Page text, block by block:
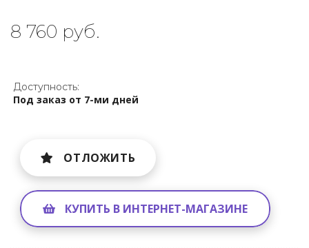
8 760 руб.
Доступность:
Под заказ от 7-ми дней
ОТЛОЖИТЬ
КУПИТЬ В ИНТЕРНЕТ-МАГАЗИНЕ